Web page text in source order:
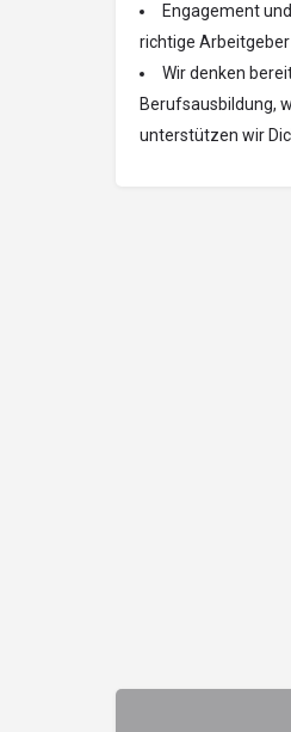
Engagement
richtige Arbeitgeber
Wir denken
Berufsausbildung,
unterstützen wir